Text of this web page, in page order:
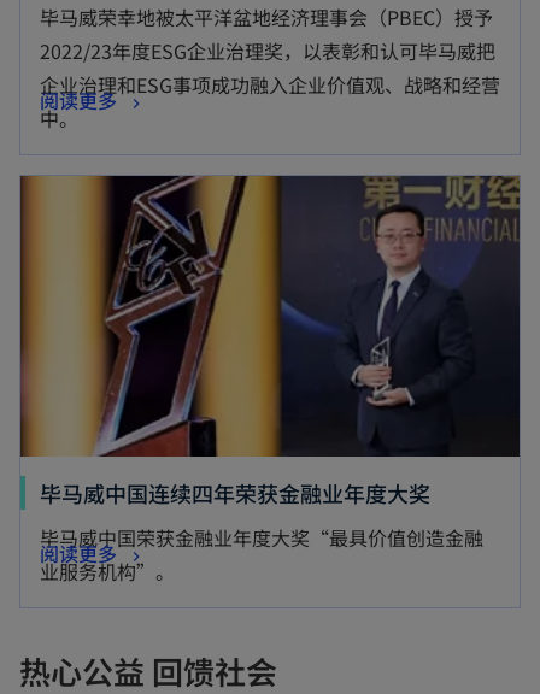
毕马威荣幸地被太平洋盆地经济理事会（PBEC）授予
2022/23年度ESG企业治理奖，以表彰和认可毕马威把
企业治理和ESG事项成功融入企业价值观、战略和经营
中。
阅读更多
毕马威中国连续四年荣获金融业年度大奖
毕马威中国荣获金融业年度大奖“最具价值创造金融
业服务机构”。
阅读更多
热心公益 回馈社会